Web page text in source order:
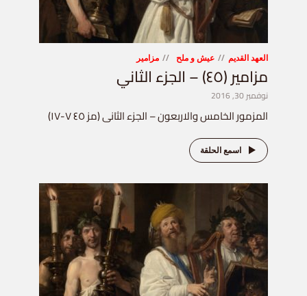
العهد القديم عيش و ملح مزامير
مزامير (٤٥) – الجزء الثاني
نوفمبر 30, 2016
المزمور الخامس والاربعون – الجزء الثانى (مز ٤٥ ٧-١٧)
اسمع الحلقة